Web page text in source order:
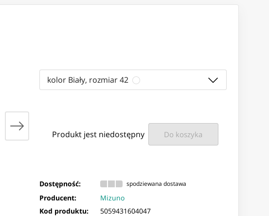
kolor Biały, rozmiar 42
Produkt jest niedostępny Do koszyka
Dostępność: spodziewana dostawa
Producent:
Mizuno
Kod produktu:
5059431604047